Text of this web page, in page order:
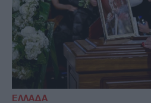
ΕΛΛΑΔΑ